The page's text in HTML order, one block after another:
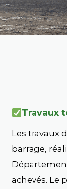
Travaux
Les travaux
barrage,
achevés. Le